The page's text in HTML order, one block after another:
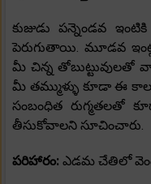
కుజుడు పన్నెండవ
పెరుగుతాయి. మూడవ
మీ చిన్న తోబుట్టువులతో
మీ తమ్ముళ్ళు కూడా ఈ
సంబంధిత రుగ్మతలతో
తీసుకోవాలని సూచించారు.
పరిహారం: ఎడమ చేతిలో